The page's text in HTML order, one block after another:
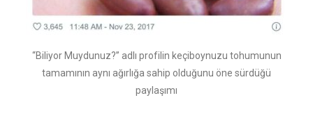
“Biliyor Muydunuz?” adlı profilin keçiboynuzu tohumunun
tamamının aynı ağırlığa sahip olduğunu öne sürdüğü
paylaşımı